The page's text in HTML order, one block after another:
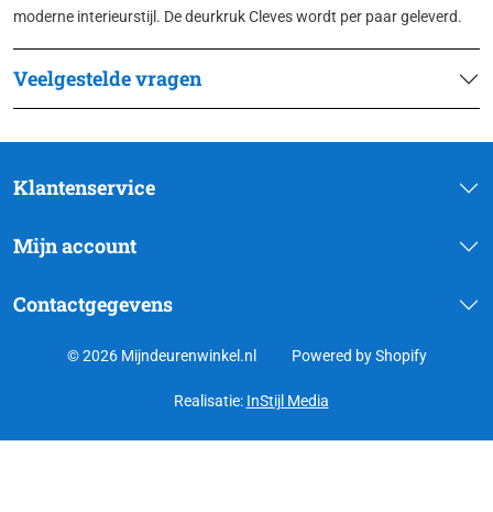
moderne interieurstijl. De deurkruk Cleves wordt per paar geleverd.
Veelgestelde vragen
Klantenservice
Mijn account
Contactgegevens
© 2026 Mijndeurenwinkel.nl Powered by Shopify
Realisatie: InStijl Media